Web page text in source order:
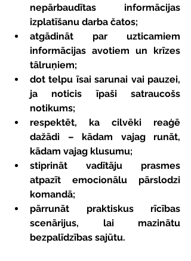
nepārbaudītas informācijas
izplatīšanu darba čatos;
atgādināt par uzticamiem
informācijas avotiem un krīzes
tālruņiem;
dot telpu īsai sarunai vai pauzei,
ja noticis īpaši satraucošs
notikums;
respektēt, ka cilvēki reaģē
dažādi – kādam vajag runāt,
kādam vajag klusumu;
stiprināt vadītāju prasmes
atpazīt emocionālu pārslodzi
komandā;
pārrunāt praktiskus rīcības
scenārijus, lai mazinātu
bezpalīdzības sajūtu.